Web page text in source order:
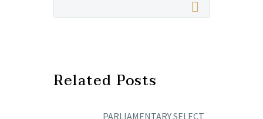
Related Posts
PARLIAMENTARY SELECT